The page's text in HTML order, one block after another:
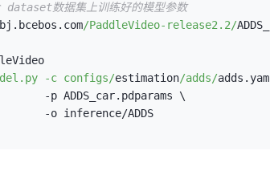
dataset数据集上训练好的模型参数
/PaddleVideo-release2.2/
-c configs/estimation/adds/
\